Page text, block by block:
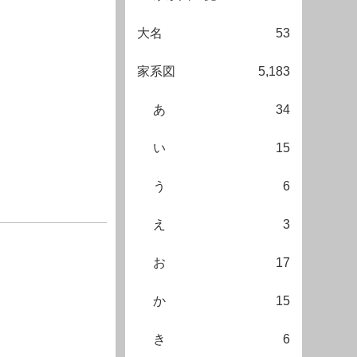
大名 53
家系図 5,183
あ 34
い 15
う 6
え 3
お 17
か 15
き 6